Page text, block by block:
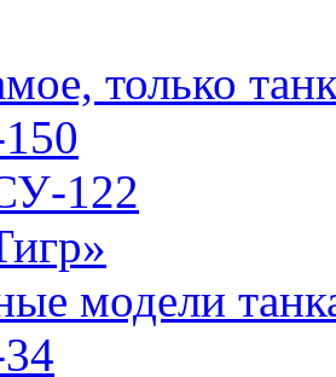
только
122
модели